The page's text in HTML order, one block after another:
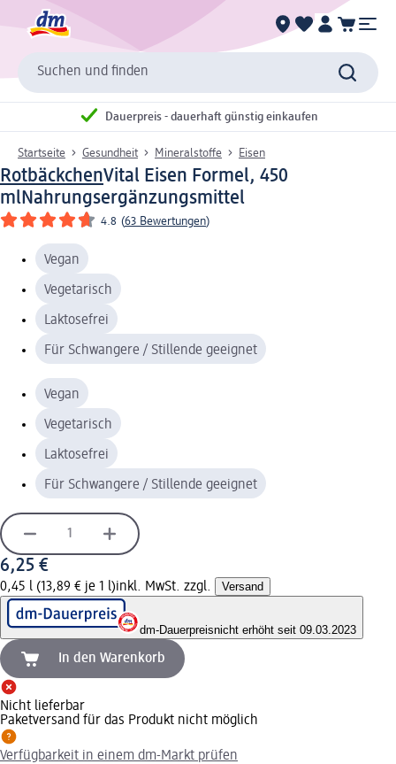
Suchen und finden
Dauerpreis - dauerhaft günstig einkaufen
Startseite Gesundheit Mineralstoffe Eisen
RotbäckchenVital Eisen Formel, 450
mlNahrungsergänzungsmittel
4.8 (63 Bewertungen)
Vegan
Vegetarisch
Laktosefrei
Für Schwangere / Stillende geeignet
Vegan
Vegetarisch
Laktosefrei
Für Schwangere / Stillende geeignet
6,25 €
0,45 l (13,89 € je 1 l)inkl. MwSt. zzgl. Versand
dm-Dauerpreisnicht erhöht seit 09.03.2023
In den Warenkorb
Nicht lieferbar
Paketversand für das Produkt nicht möglich
Verfügbarkeit in einem dm-Markt prüfen